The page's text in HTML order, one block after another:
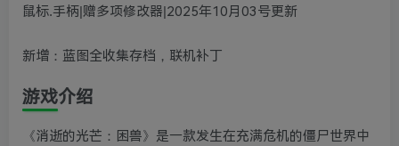
鼠标.手柄|赠多项修改器|2025年10月03号更新
新增：蓝图全收集存档，联机补丁
游戏介绍
《消逝的光芒：困兽》是一款发生在充满危机的僵尸世界中